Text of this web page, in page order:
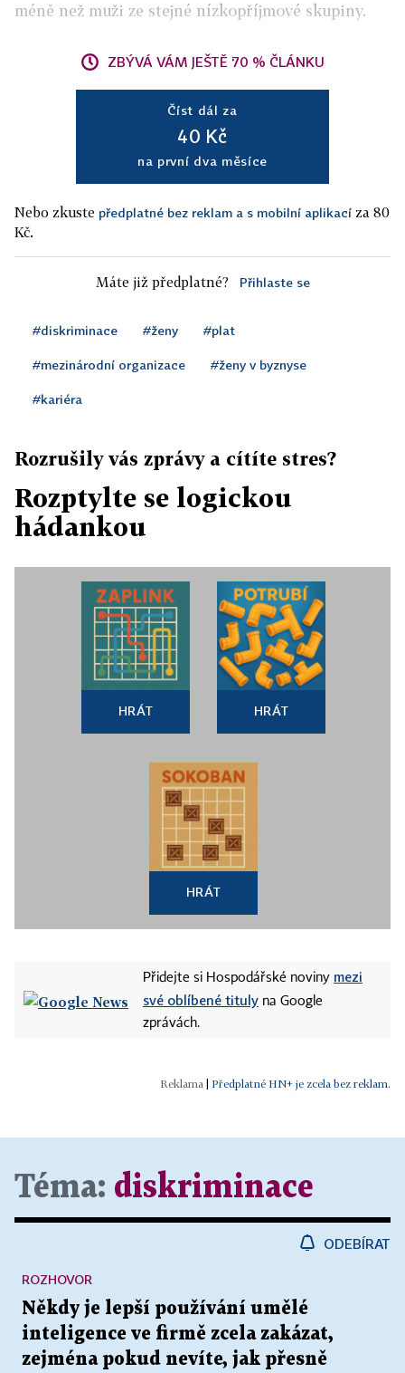
méně než muži ze stejné nízkopříjmové skupiny.
ZBÝVÁ VÁM JEŠTĚ 70 % ČLÁNKU
Číst dál za
40 Kč
na první dva měsíce
Nebo zkuste předplatné bez reklam a s mobilní aplikací za 80
Kč.
Máte již předplatné? Přihlaste se
#diskriminace #ženy #plat
#mezinárodní organizace #ženy v byznyse
#kariéra
Rozrušily vás zprávy a cítíte stres?
Rozptylte se logickou
hádankou
HRÁT HRÁT
HRÁT
Přidejte si Hospodářské noviny mezi
své oblíbené tituly na Google
zprávách.
Předplatné HN+ je zcela bez reklam.
Téma: diskriminace
ODEBÍRAT
Někdy je lepší používání umělé
inteligence ve firmě zcela zakázat,
zejména pokud nevíte, jak přesně
ROZHOVOR